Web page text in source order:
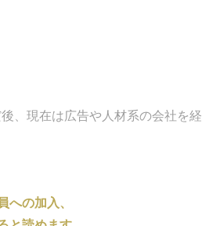
、現在は広告や人材系の会社を経
の加入、